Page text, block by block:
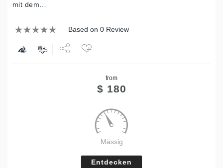
mit dem…
Based on 0 Review
from
$ 180
Mässig
Entdecken